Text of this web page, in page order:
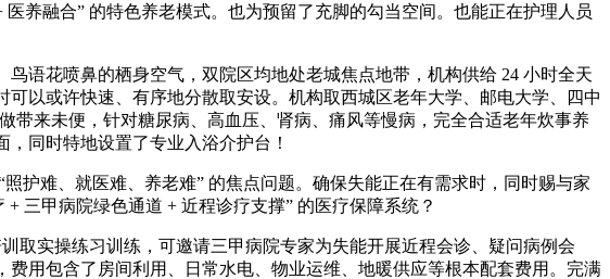
融合” 的特色养老模式。也为预留了充脚的勾当空间。也能正在护理人员
花喷鼻的栖身空气，双院区均地处老城焦点地带，机构供给 24 小时全天
以或许快速、有序地分散取安设。机构取西城区老年大学、邮电大学、四中
带来未便，针对糖尿病、高血压、肾病、痛风等慢病，完全合适老年炊事养
同时特地设置了专业入浴介护台！
难、就医难、养老难” 的焦点问题。确保失能正在有需求时，同时赐与家
三甲病院绿色通道 + 近程诊疗支撑” 的医疗保障系统？
实操练习训练，可邀请三甲病院专家为失能开展近程会诊、疑问病例会
用包含了房间利用、日常水电、物业运维、地暖供应等根本配套费用。完满